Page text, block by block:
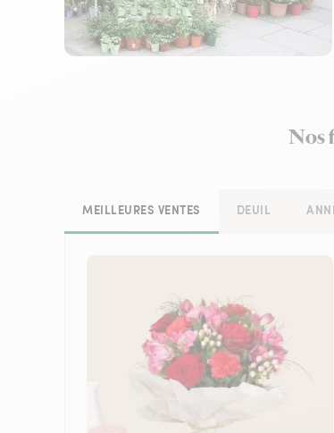
Nos
MEILLEURES VENTES DEUIL